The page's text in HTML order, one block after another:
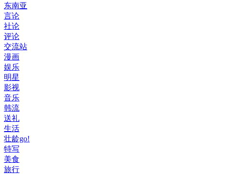
东南亚
言论
社论
评论
交流站
漫画
娱乐
明星
影视
音乐
韩流
送礼
生活
壮龄go!
特写
美食
旅行